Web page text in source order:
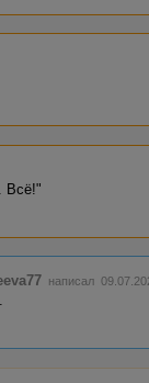
Всё!"
написал